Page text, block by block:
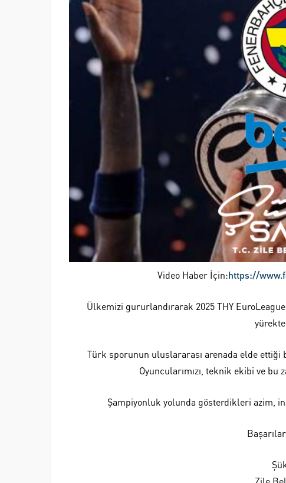
Video Haber İçin:https://
Ülkemizi gururlandırarak 2025 THY
Türk sporunun uluslararası arenada elde ettiği
Oyuncularımızı, teknik ekibi ve
Şampiyonluk yolunda gösterdikleri azim,